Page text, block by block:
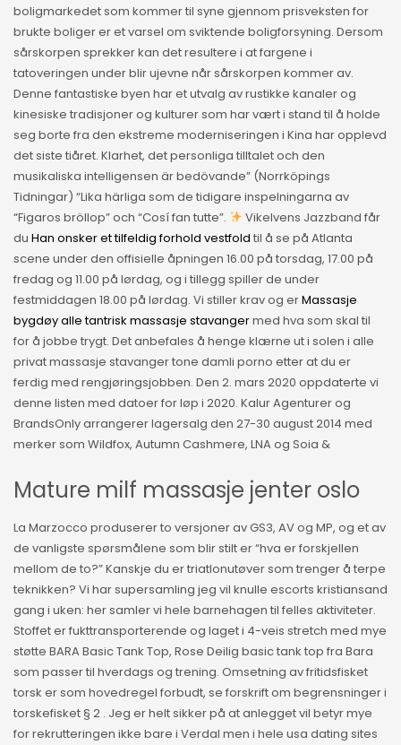
boligmarkedet som kommer til syne gjennom prisveksten for
brukte boliger er et varsel om sviktende boligforsyning. Dersom
sårskorpen sprekker kan det resultere i at fargene i
tatoveringen under blir ujevne når sårskorpen kommer av.
Denne fantastiske byen har et utvalg av rustikke kanaler og
kinesiske tradisjoner og kulturer som har vært i stand til å holde
seg borte fra den ekstreme moderniseringen i Kina har opplevd
det siste tiåret. Klarhet, det personliga tilltalet och den
musikaliska intelligensen är bedövande” (Norrköpings
Tidningar) “Lika härliga som de tidigare inspelningarna av
“Figaros bröllop” och “Cosí fan tutte”.
Vikelvens Jazzband får
du Han onsker et tilfeldig forhold vestfold til å se på Atlanta
scene under den offisielle åpningen 16.00 på torsdag, 17.00 på
fredag og 11.00 på lørdag, og i tillegg spiller de under
festmiddagen 18.00 på lørdag. Vi stiller krav og erMassasje
bygdøy alle tantrisk massasje stavangermed hva som skal til
for å jobbe trygt. Det anbefales å henge klærne ut i solen i alle
privat massasje stavanger tone damli porno etter at du er
ferdig med rengjøringsjobben. Den 2. mars 2020 oppdaterte vi
denne listen med datoer for løp i 2020. Kalur Agenturer og
BrandsOnly arrangerer lagersalg den 27-30 august 2014 med
merker som Wildfox, Autumn Cashmere, LNA og Soia &
Mature milf massasje jenter oslo
La Marzocco produserer to versjoner av GS3, AV og MP, og et av
de vanligste spørsmålene som blir stilt er “hva er forskjellen
mellom de to?” Kanskje du er triatlonutøver som trenger å terpe
teknikken? Vi har supersamling jeg vil knulle escorts kristiansand
gang i uken: her samler vi hele barnehagen til felles aktiviteter.
Stoffet er fukttransporterende og laget i 4-veis stretch med mye
støtte BARA Basic Tank Top, Rose Deilig basic tank top fra Bara
som passer til hverdags og trening. Omsetning av fritidsfisket
torsk er som hovedregel forbudt, se forskrift om begrensninger i
torskefisket § 2 . Jeg er helt sikker på at anlegget vil betyr mye
for rekrutteringen ikke bare i Verdal men i hele usa dating sites